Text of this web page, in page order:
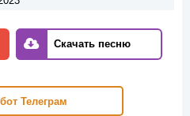
Скачать песню
Телеграм